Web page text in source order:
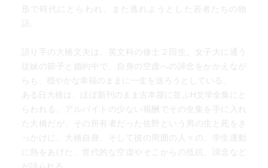
形で時代にとらわれ、また逃れようとした若者たちの物
語。
語り手の大橋文夫は、英文科の修士２回生。女子大に通う
従妹の節子と婚約中で、自身の空虚への諦念をかかえなが
らも、穏やかな幸福のままに一生を送ろうとしている。
ある日大橋は、ほぼ新刊のまま古本屋に並ぶH文学全集にと
らわれる。アルバイトの少ない報酬でその全集を手に入れ
た大橋だが、その所有者だった佐野という男の生と死をき
っかけに、大橋自身、そして彼の周囲の人々の、学生運動
に熱をあげた、世代的な空虚やそこからの抵抗、諦念など